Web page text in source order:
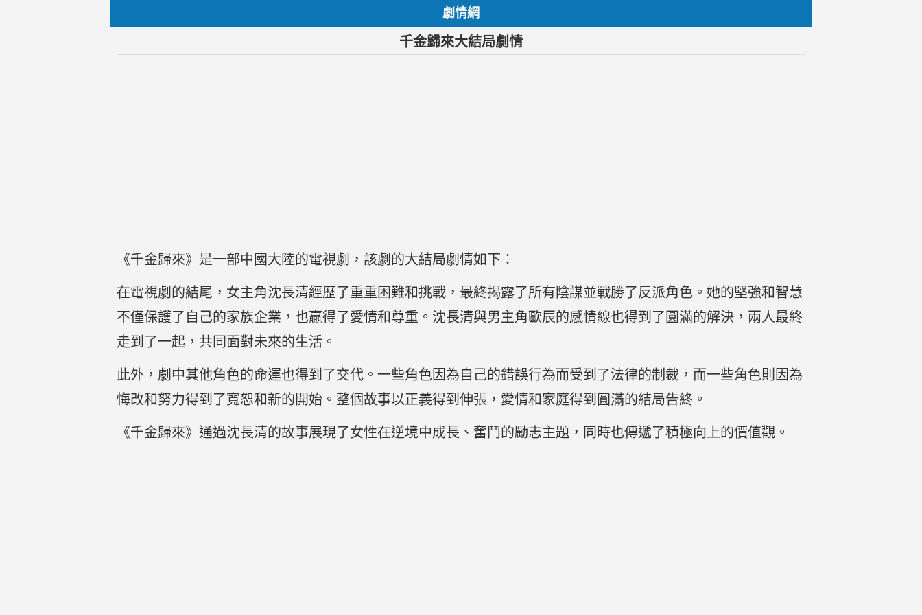
劇情網
千金歸來大結局劇情
《千金歸來》是一部中國大陸的電視劇，該劇的大結局劇情如下：
在電視劇的結尾，女主角沈長清經歷了重重困難和挑戰，最終揭露了所有陰謀並戰勝了反派角色。她的堅強和智慧
不僅保護了自己的家族企業，也贏得了愛情和尊重。沈長清與男主角歐辰的感情線也得到了圓滿的解決，兩人最終
走到了一起，共同面對未來的生活。
此外，劇中其他角色的命運也得到了交代。一些角色因為自己的錯誤行為而受到了法律的制裁，而一些角色則因為
悔改和努力得到了寬恕和新的開始。整個故事以正義得到伸張，愛情和家庭得到圓滿的結局告終。
《千金歸來》通過沈長清的故事展現了女性在逆境中成長、奮鬥的勵志主題，同時也傳遞了積極向上的價值觀。